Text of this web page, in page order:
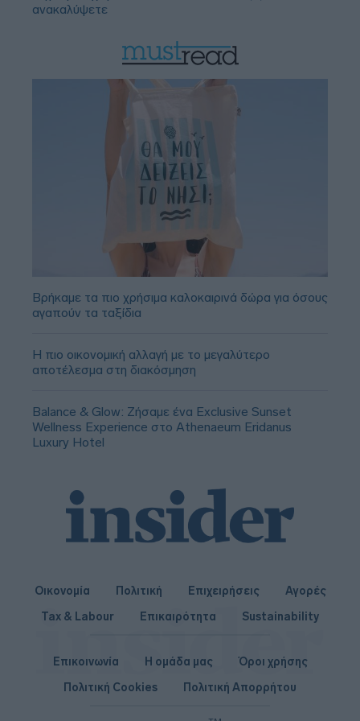
ανακαλύψετε
Βρήκαμε τα πιο χρήσιμα καλοκαιρινά δώρα για όσους
αγαπούν τα ταξίδια
Η πιο οικονομική αλλαγή με το μεγαλύτερο
αποτέλεσμα στη διακόσμηση
Balance & Glow: Ζήσαμε ένα Exclusive Sunset
Wellness Experience στο Athenaeum Eridanus
Luxury Hotel
Οικονομία Πολιτική Επιχειρήσεις
Αγορές
Tax & Labour
Επικαιρότητα Sustainability
Επικοινωνία Η ομάδα μας
Όροι χρήσης
Πολιτική Cookies
Πολιτική Απορρήτου